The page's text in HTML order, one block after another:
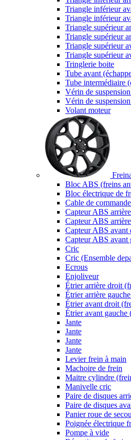
Triangle inférieur
Triangle inférieur
Triangle supérieur
Triangle supérieur
Triangle supérieur
Triangle supérieur
Tringlerie boite
Tube avant
Tube intermédiaire
Vérin de
Vérin de
Volant moteur
Bloc ABS (freins
Bloc électrique de
Cable de
Capteur ABS
Capteur ABS
Capteur ABS avant
Capteur ABS avant
Cric
Cric (Ensemble
Ecrous
Enjoliveur
Étrier arrière droit
Étrier arrière
Étrier avant droit
Étrier avant gauche
Jante
Jante
Jante
Jante
Levier frein à main
Machoire de frein
Maitre cylindre
Manivelle cric
Paire de disques
Paire de disques
Panier roue de
Poignée électrique
Pompe à vide